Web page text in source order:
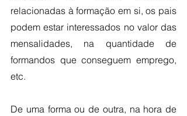
relacionadas à formação em si, os pais
podem estar interessados no valor das
mensalidades, na quantidade de
formandos que conseguem emprego,
etc.
De uma forma ou de outra, na hora de